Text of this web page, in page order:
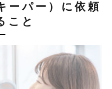
ーパー）に依頼
こと